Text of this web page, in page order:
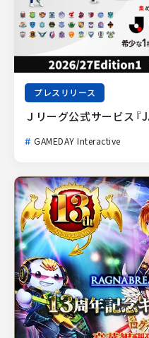
プレスリリース
Ｊリーグ公式サービス
GAMEDAY Interactive